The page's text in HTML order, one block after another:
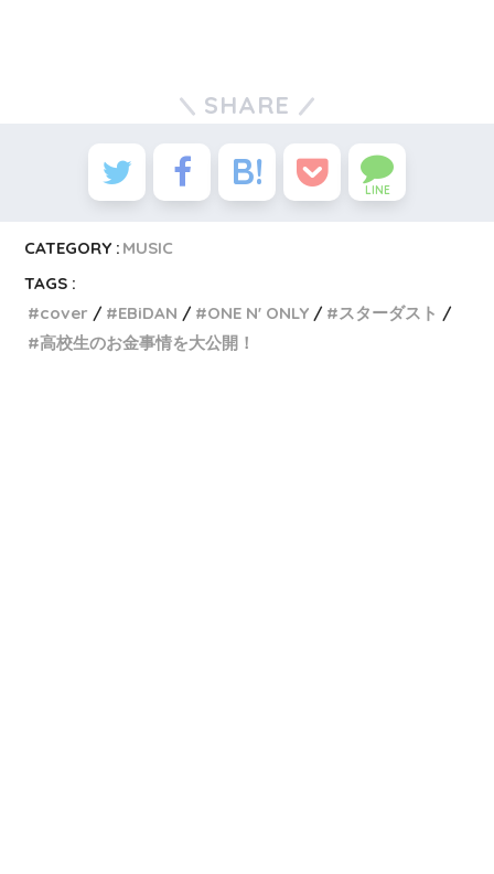
SHARE
LINE
CATEGORY : MUSIC
TAGS :
cover
EBiDAN ONE N' ONLY
スターダスト
高校生のお金事情を大公開！